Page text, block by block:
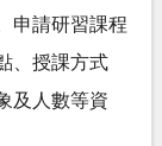
申請研習課程
、授課方式
及人數等資